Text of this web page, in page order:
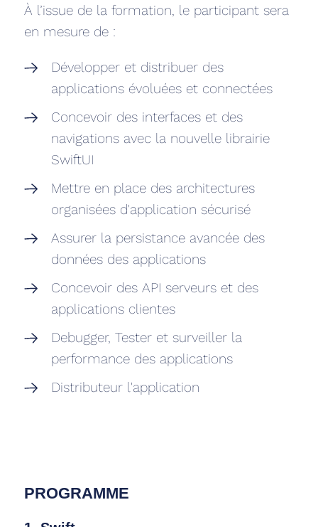
À l’issue de la formation, le participant sera
en mesure de :
Développer et distribuer des
applications évoluées et connectées
Concevoir des interfaces et des
navigations avec la nouvelle librairie
SwiftUI
Mettre en place des architectures
organisées d'application sécurisé
Assurer la persistance avancée des
données des applications
Concevoir des API serveurs et des
applications clientes
Debugger, Tester et surveiller la
performance des applications
Distributeur l'application
PROGRAMME